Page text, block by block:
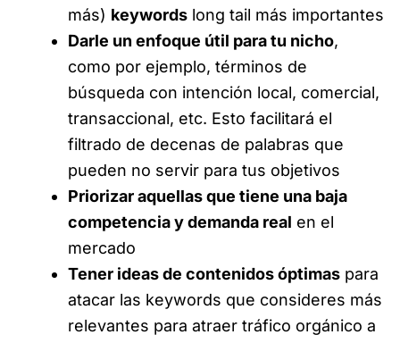
más) keywords long tail más importantes
Darle un enfoque útil para tu nicho,
como por ejemplo, términos de
búsqueda con intención local, comercial,
transaccional, etc. Esto facilitará el
filtrado de decenas de palabras que
pueden no servir para tus objetivos
Priorizar aquellas que tiene una baja
competencia y demanda real en el
mercado
Tener ideas de contenidos óptimas para
atacar las keywords que consideres más
relevantes para atraer tráfico orgánico a